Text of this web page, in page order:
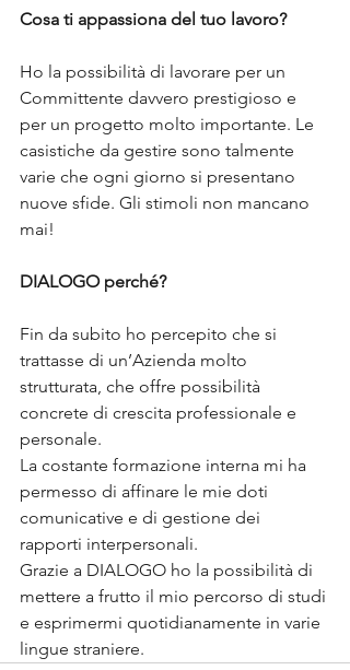
Cosa ti appassiona del tuo lavoro?
Ho la possibilità di lavorare per un
Committente davvero prestigioso e
per un progetto molto importante. Le
casistiche da gestire sono talmente
varie che ogni giorno si presentano
nuove sfide. Gli stimoli non mancano
mai!
DIALOGO perché?
Fin da subito ho percepito che si
trattasse di un’Azienda molto
strutturata, che offre possibilità
concrete di crescita professionale e
personale.
La costante formazione interna mi ha
permesso di affinare le mie doti
comunicative e di gestione dei
rapporti interpersonali.
Grazie a DIALOGO ho la possibilità di
mettere a frutto il mio percorso di studi
e esprimermi quotidianamente in varie
lingue straniere.